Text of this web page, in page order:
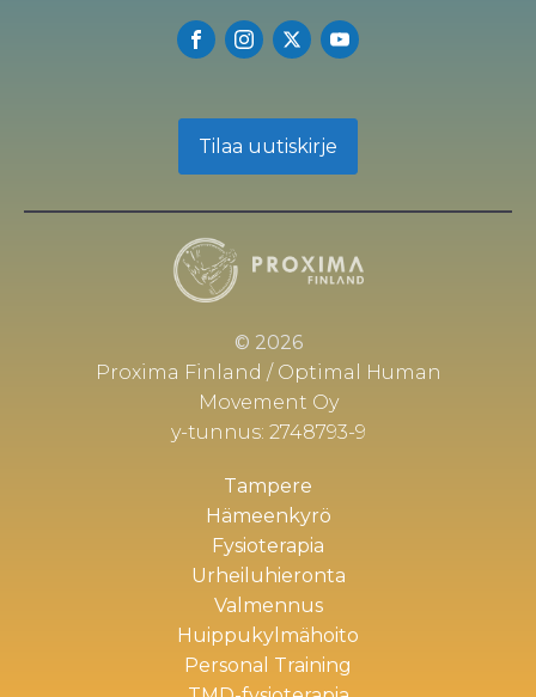
Tilaa uutiskirje
© 2026
Proxima Finland / Optimal Human
Movement Oy
y-tunnus: 2748793-9
Tampere
Hämeenkyrö
Fysioterapia
Urheiluhieronta
Valmennus
Huippukylmähoito
Personal Training